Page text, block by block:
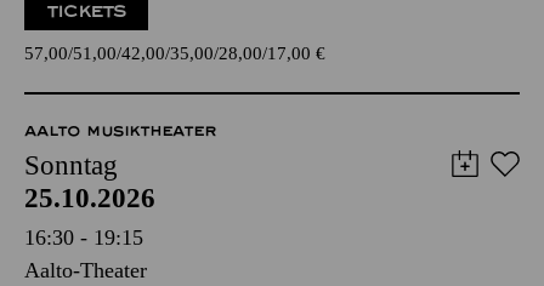
TICKETS
57,00 51,00 42,00 35,00 28,00 17,00 €
AALTO MUSIKTHEATER
Sonntag
25.10.2026
16:30 - 19:15
Aalto-Theater